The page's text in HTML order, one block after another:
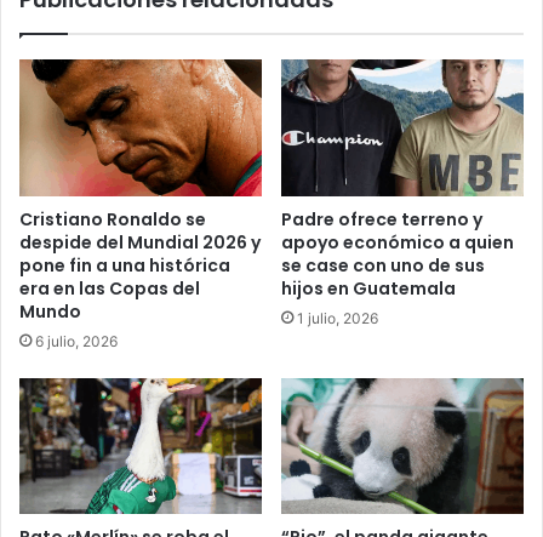
Cristiano Ronaldo se
despide del Mundial 2026 y
pone fin a una histórica
era en las Copas del
Mundo
6 julio, 2026
Padre ofrece terreno y
apoyo económico a quien
se case con uno de sus
hijos en Guatemala
1 julio, 2026